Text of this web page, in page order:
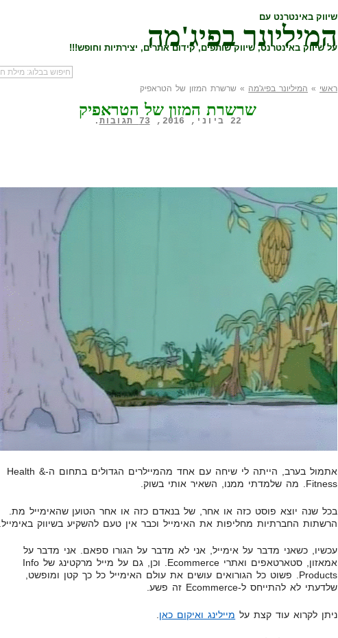
שיווק באינטרנט עם
המיליונר בפיג'מה
על שיווק באינטרנט, שיווק שותפים, קידום אתרים, יצירתיות וחופש!!!
ראשי » המיליונר בפיג'מה » שרשרת המזון של הטראפיק
שרשרת המזון של הטראפיק
22 ביוני, 2016, 73 תגובות .
אתמול בערב, הייתה לי שיחה עם אחד מהמיילרים הגדולים בתחום ה-Health &
Fitness. מה שלמדתי ממנו, השאיר אותי בשוק.
בכל שנה יוצא פוסט כזה או אחר, של בנאדם כזה או אחר הטוען שהאימייל מת.
הרשתות החברתיות מחליפות את האימייל וכבר אין טעם להשקיע בשיווק באימייל.
עכשיו, כשאני מדבר על אימייל, אני לא מדבר על הגורו ספאם. אני מדבר על
אמאזון, סטארטאפים ואתרי Ecommerce. וכן, גם על מייל מרקטינג של Info
Products. פשוט כל הגורואים עושים את עולם האימייל כל כך קטן ומופשט,
שלדעתי לא להתייחס ל-Ecommerce זה פשע.
ניתן לקרוא עוד קצת על מיילינג ואיקום כאן